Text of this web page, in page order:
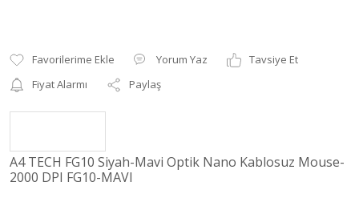
Yorum Yaz
Tavsiye Et
Fiyat Alarmı
Paylaş
A4 TECH FG10 Siyah-Mavi Optik Nano Kablosuz Mouse-
2000 DPI FG10-MAVI